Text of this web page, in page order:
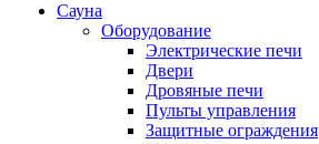
Сауна
Оборудование
Электрические печи
Двери
Дровяные печи
Пульты управления
Защитные ограждения